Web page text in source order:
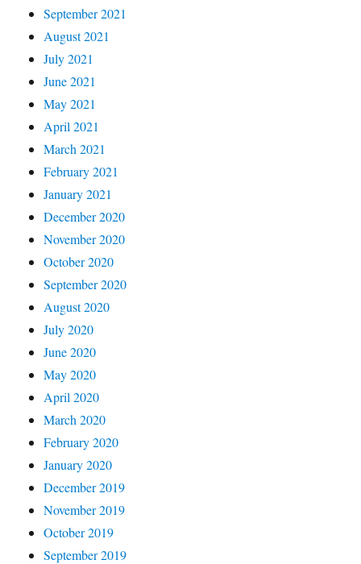
September 2021
August 2021
July 2021
June 2021
May 2021
April 2021
March 2021
February 2021
January 2021
December 2020
November 2020
October 2020
September 2020
August 2020
July 2020
June 2020
May 2020
April 2020
March 2020
February 2020
January 2020
December 2019
November 2019
October 2019
September 2019